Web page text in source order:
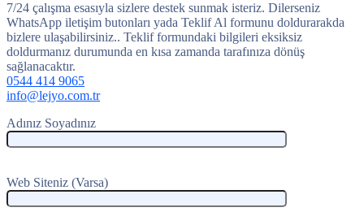
7/24 çalışma esasıyla sizlere destek sunmak isteriz. Dilerseniz
WhatsApp iletişim butonları yada Teklif Al formunu doldurarakda
bizlere ulaşabilirsiniz.. Teklif formundaki bilgileri eksiksiz
doldurmanız durumunda en kısa zamanda tarafınıza dönüş
sağlanacaktır.
0544 414 9065
info@lejyo.com.tr
Adınız Soyadınız
Web Siteniz (Varsa)